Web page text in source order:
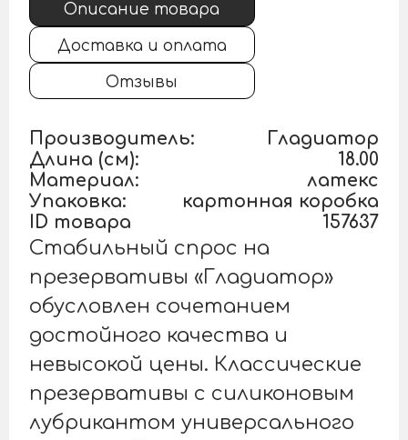
Описание товара
Доставка и оплата
Отзывы
Производитель:
Гладиатор
Длина (см):
18.00
Материал:
латекс
Упаковка:
картонная коробка
ID товара
157637
Стабильный спрос на
презервативы «Гладиатор»
обусловлен сочетанием
достойного качества и
невысокой цены. Классические
презервативы с силиконовым
лубрикантом универсального